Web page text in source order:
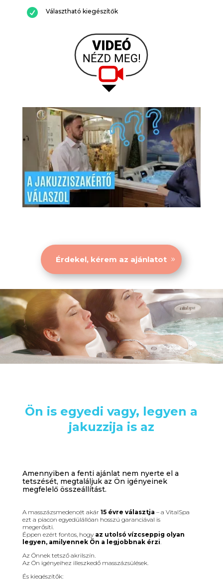
 Választható kiegészítők
Érdekel, kérem az ajánlatot
Ön is egyedi vagy, legyen a
jakuzzija is az
Amennyiben a fenti ajánlat nem nyerte el a
tetszését, megtaláljuk az Ön igényeinek
megfelelő összeállítást.
A masszázsmedencét akár 15 évre választja – a VitalSpa
ezt a piacon egyedülállóan hosszú garanciával is
megerősíti.
Éppen ezért fontos, hogy az utolsó vízcseppig olyan
legyen, amilyennek Ön a legjobbnak érzi.
Az Önnek tetsző akrilszín.
Az Ön igényeihez illeszkedő masszázsülések.
És kiegészítők: